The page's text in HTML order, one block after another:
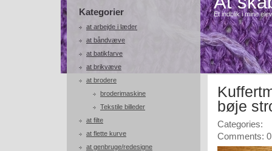
Kategorier
at arbejde i læder
at båndvæve
at batikfarve
at brikvæve
at brodere
broderimaskine
Tekstile billeder
at filte
at flette kurve
at genbruge/redesigne
Et indblik i mine
bøje
Categories:
Comments: 0